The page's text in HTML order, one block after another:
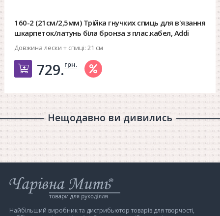
160-2 (21см/2,5мм) Трійка гнучких спиць для в'язання
шкарпеток/латунь біла бронза з плас.кабел, Addi
Довжина лески + спиці: 21 см
Добавить в корзину
729.грн.
Нещодавно ви дивились
Інтернет-
магазин
Мить
Найбільший виробник та дистрибьютор товарів для творчості,